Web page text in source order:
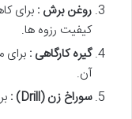
روغن برش :برای
کیفیت رزوه ها.
گیره کارگاهی :
آن.
سوراخ زن(Drill)
: